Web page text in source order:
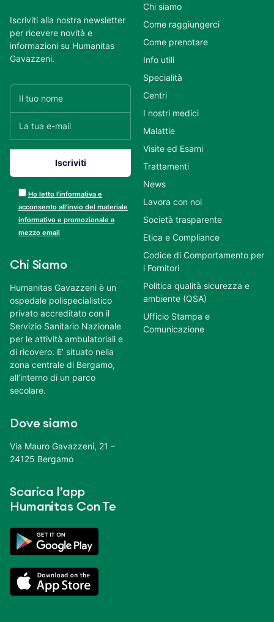
Iscriviti alla nostra newsletter
per ricevere novità e
informazioni su Humanitas
Gavazzeni.
Ho letto l’informativa e
acconsento all’invio del materiale
informativo e promozionale a
mezzo email
Chi Siamo
Humanitas Gavazzeni è un
ospedale polispecialistico
privato accreditato con il
Servizio Sanitario Nazionale
per le attività ambulatoriali e
di ricovero. E’ situato nella
zona centrale di Bergamo,
all’interno di un parco
secolare.
Dove siamo
Via Mauro Gavazzeni, 21 –
24125 Bergamo
Scarica l’app
Humanitas Con Te
Chi siamo
Come raggiungerci
Come prenotare
Info utili
Specialità
Centri
I nostri medici
Malattie
Visite ed Esami
Trattamenti
News
Lavora con noi
Società trasparente
Etica e Compliance
Codice di Comportamento per
i Fornitori
Politica qualità sicurezza e
ambiente (QSA)
Ufficio Stampa e
Comunicazione